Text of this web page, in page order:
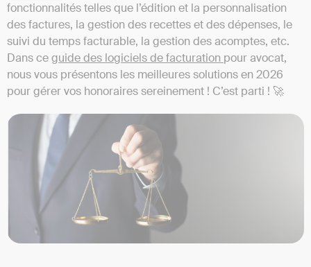
fonctionnalités telles que l’édition et la personnalisation
des factures, la gestion des recettes et des dépenses, le
suivi du temps facturable, la gestion des acomptes, etc.
Dans ceguide des logiciels de facturation pour avocat,
nous vous présentons les meilleures solutions en 2026
pour gérer vos honoraires sereinement ! C’est parti ! 🚀